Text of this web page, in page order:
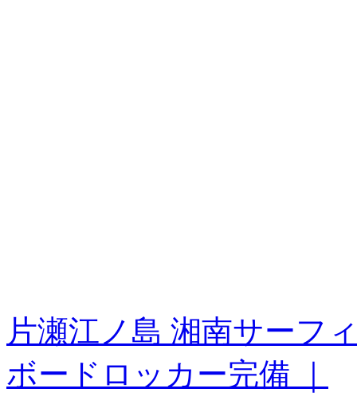
片瀬江ノ島 湘南サーフ
ボードロッカー完備 ｜